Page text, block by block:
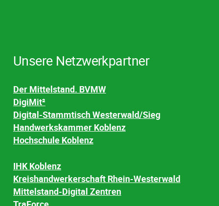
Unsere Netzwerkpartner
Der Mittelstand. BVMW
DigiMit²
Digital-Stammtisch Westerwald/Sieg
Handwerkskammer Koblenz
Hochschule Koblenz
IHK Koblenz
Kreishandwerkerschaft Rhein-Westerwald
Mittelstand-Digital Zentren